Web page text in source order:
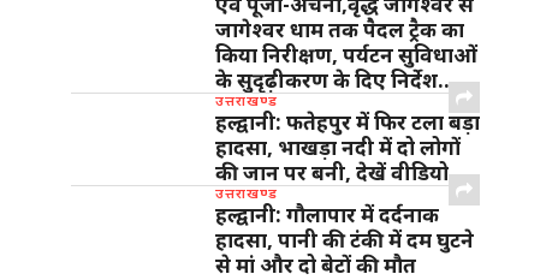
जागेश्वर धाम तक पैदल ट्रैक का
किया निरीक्षण, पर्यटन सुविधाओं
के सुदृढ़ीकरण के दिए निर्देश…
उत्तराखण्ड
हल्द्वानी: फतेहपुर में फिर टला बड़ा
हादसा, भाखड़ा नदी में दो लोगों
की जान पर बनी, देखें वीडियो
उत्तराखण्ड
हल्द्वानी: गौलापार में दर्दनाक
हादसा, पानी की टंकी में दम घुटने
से मां और दो बेटों की मौत